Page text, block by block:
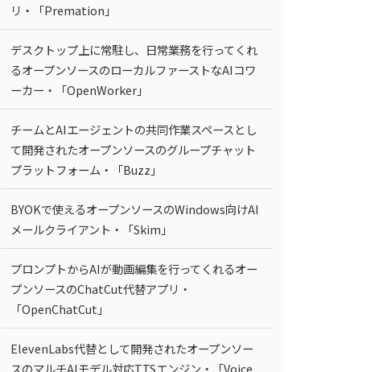
リ・「Premation」
デスクトップ上に常駐し、日常業務を行ってくれ
るオープンソースのローカルファーストなAIコワ
ーカー・「OpenWorker」
チームとAIエージェントの共同作業スペースとし
て開発されたオープンソースのグループチャット
プラットフォーム・「Buzz」
BYOKで使えるオープンソースのWindows向けAI
メールクライアント・「Skim」
プロンプトからAIが動画編集を行ってくれるオー
プンソースのChatCut代替アプリ・
「OpenChatCut」
ElevenLabs代替として開発されたオープンソー
スのマルチAIモデル対応TTSエンジン・「Voice